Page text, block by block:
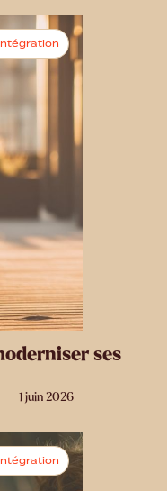
ses
1 juin 2026